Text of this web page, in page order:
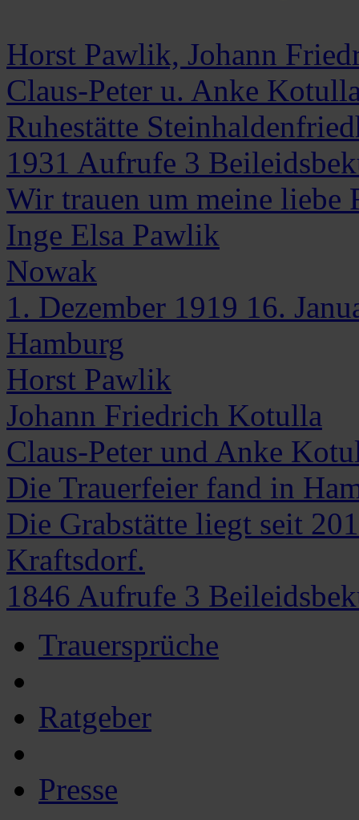
Horst Pawlik, Johann
Claus-Peter u. Anke
Ruhestätte
1931 Aufrufe 3
Wir trauen um meine liebe
Inge Elsa Pawlik
Nowak
1. Dezember 1919 16.
Hamburg
Horst Pawlik
Johann Friedrich Kotulla
Claus-Peter und Anke
Die Trauerfeier fand in
Die Grabstätte liegt seit
Kraftsdorf.
1846 Aufrufe 3
Trauersprüche
Ratgeber
Presse